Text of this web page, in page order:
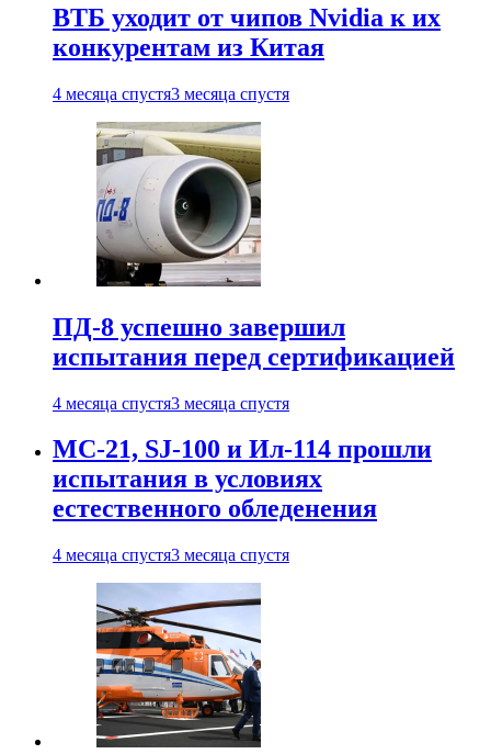
ВТБ уходит от чипов Nvidia к их
конкурентам из Китая
4 месяца спустя3 месяца спустя
ПД-8 успешно завершил
испытания перед сертификацией
4 месяца спустя3 месяца спустя
МС-21, SJ-100 и Ил-114 прошли
испытания в условиях
естественного обледенения
4 месяца спустя3 месяца спустя